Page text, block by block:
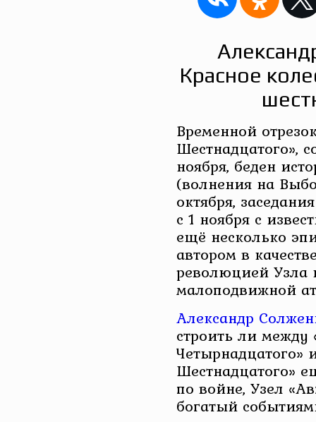
Красное
Временной
Шестнадцатого»,
ноября, беден
(волнения на
октября,
с 1 ноября с
ещё несколько
автором в
революцией Узла
малоподвижной
Александр
строить ли между
Четырнадцатого»
Шестнадцатого»
по войне, Узел
богатый